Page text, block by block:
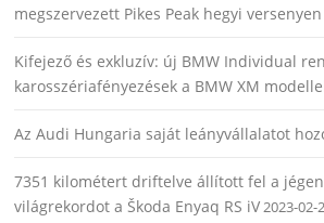
megszervezett Pikes Peak hegyi versenyen
Kifejező és exkluzív: új BMW Individual
karosszériafényezések a BMW XM
Az Audi Hungaria saját leányvállalatot
7351 kilométert driftelve állított fel a jégen
világrekordot a Škoda Enyaq RS iV2023-02-